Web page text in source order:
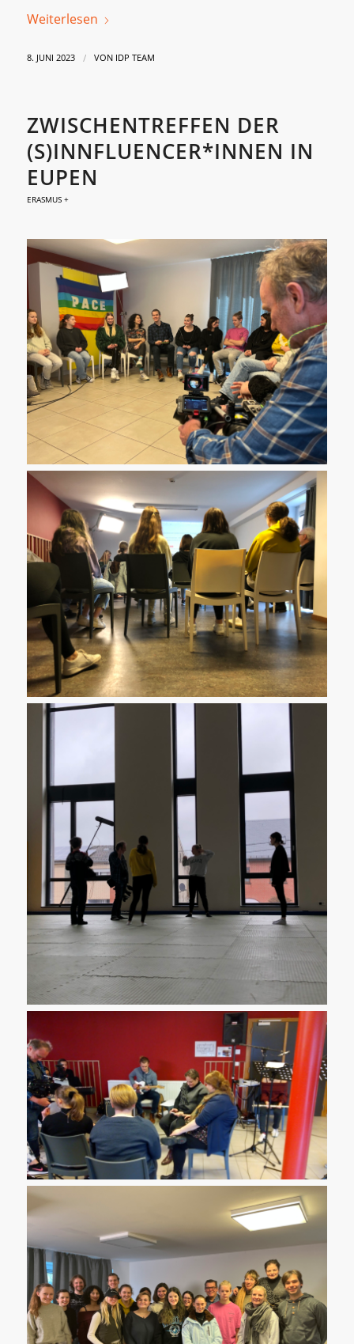
Weiterlesen
8. JUNI 2023 / VON IDP TEAM
ZWISCHENTREFFEN DER
(S)INNFLUENCER*INNEN IN
EUPEN
ERASMUS +